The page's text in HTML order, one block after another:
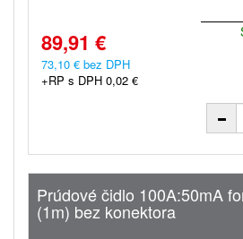
89,91 €
73,10 € bez DPH
+RP s DPH 0,02 €
Prúdové čidlo 100A:50mA
(1m) bez konektora